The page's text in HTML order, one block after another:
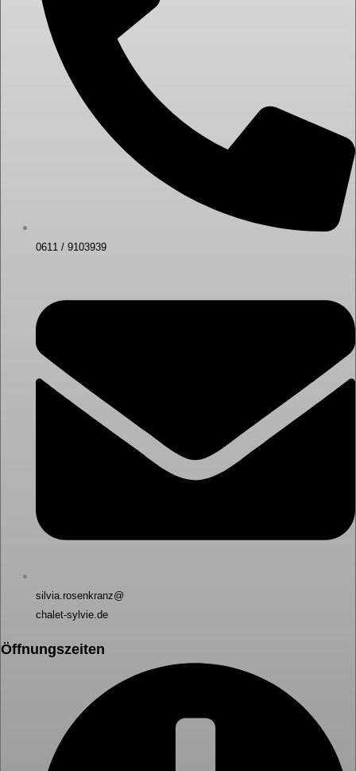
0611 / 9103939
silvia.rosenkranz@
chalet-sylvie.de
Öffnungszeiten